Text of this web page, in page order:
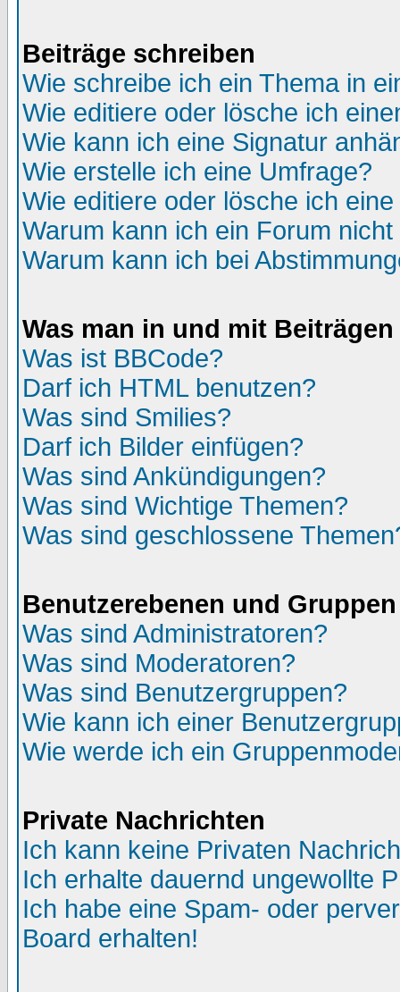
Beiträge schreiben
Wie schreibe ich ein Thema in
Wie editiere oder lösche ich
Wie kann ich eine Signatur
Wie erstelle ich eine Umfrage?
Wie editiere oder lösche ich
Warum kann ich ein Forum
Warum kann ich bei
Was man in und mit
Was ist BBCode?
Darf ich HTML benutzen?
Was sind Smilies?
Darf ich Bilder einfügen?
Was sind Ankündigungen?
Was sind Wichtige Themen?
Was sind geschlossene
Benutzerebenen und Gruppen
Was sind Administratoren?
Was sind Moderatoren?
Was sind Benutzergruppen?
Wie kann ich einer
Wie werde ich ein
Private Nachrichten
Ich kann keine Privaten
Ich erhalte dauernd ungewollte
Ich habe eine Spam- oder
Board erhalten!